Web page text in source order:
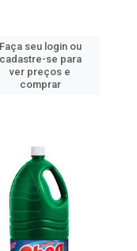
Faça seu login ou
cadastre-se para
ver preços e
comprar